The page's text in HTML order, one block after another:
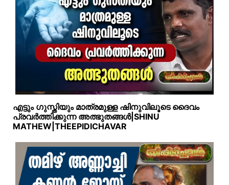
എട്ടും ഗുസ്തിയും മാത്രമുള്ള ഷിനുവിലൂടെ ദൈവം
പ്രവർത്തിക്കുന്ന അത്ഭുതങ്ങൾ|SHINU
MATHEW|THEEPIDICHAVAR